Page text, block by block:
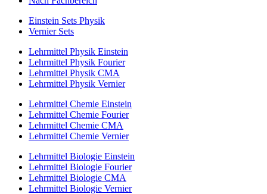
Einstein Sets Physik
Vernier Sets
Lehrmittel Physik Einstein
Lehrmittel Physik Fourier
Lehrmittel Physik CMA
Lehrmittel Physik Vernier
Lehrmittel Chemie Einstein
Lehrmittel Chemie Fourier
Lehrmittel Chemie CMA
Lehrmittel Chemie Vernier
Lehrmittel Biologie Einstein
Lehrmittel Biologie Fourier
Lehrmittel Biologie CMA
Lehrmittel Biologie Vernier